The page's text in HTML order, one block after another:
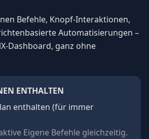
Befehle, Knopf-Interaktionen,
Automatisierungen –
Dashboard, ganz ohne
ENTHALTEN
enthalten (für immer
Eigene Befehle gleichzeitig.